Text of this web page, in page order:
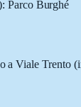
: Parco Burghé
aViale Trento